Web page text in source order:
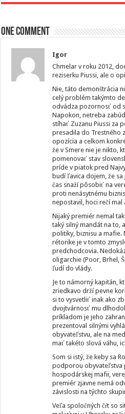
One comment
Igor
Chmelar v roku 2012,
reziserku Piussi, ale o
Nie, táto demonštrácia
celý problém takýmto
odvádza pozornosť od
Napokon, netreba
stíhať Zuzanu Piussi za
presadila do Trestného
opozícia a celkom
že v Smere nie je nikto,
pomenovať stav
príde v piatok pred
budí ľavica dojem, že sa
čas snaží pôsobiť na
proti nenásytnému
nepostavil, hoci rečí mal
Nijaký premiér nemal
taký silný mandát na to,
politiky, biznisu a mafie.
rétorike je v tomto
predchodcovia.
oligarchie (Poor, Brhel,
ľudí do vlády.
Je to námorný kapitán,
zriedkavo drží pevne
si to vysvetliť inak ako
dvojtvárnosť mu
príkladom je jeho
prezentoval silnými
obyvateľstvu, ale na
mať takéto slová váhu,
Som si istý, že keby sa
podporou obyvateľstva
hospodárskej mafii,
premiér zjavne nemá
závislosti na týchto
Veľa spoločných čŕt so